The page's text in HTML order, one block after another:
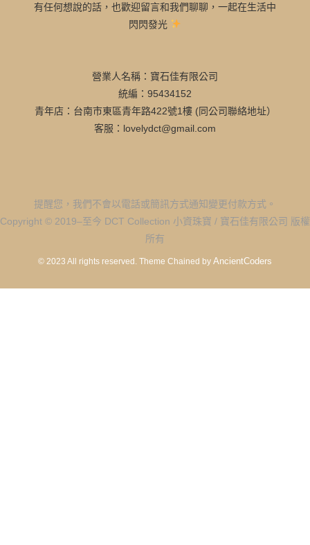
有任何想說的話，也歡迎留言和我們聊聊，一起在生活中
閃閃發光
營業人名稱：寶石佳有限公司
統編：95434152
青年店：台南市東區青年路422號1樓 (同公司聯絡地址）
客服：lovelydct@gmail.com
提醒您，我們不會以電話或簡訊方式通知變更付款方式。
Copyright © 2019–至今 DCT Collection 小資珠寶 / 寶石佳有限公司 版權
所有
© 2023 All rights reserved. Theme Chained by AncientCoders